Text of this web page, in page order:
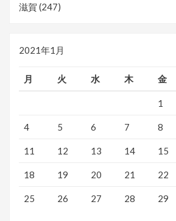
滋賀 (247)
2021年1月
月 火 水 木 金
1
4 5 6 7 8
11 12 13 14 15
18 19 20 21 22
25 26 27 28 29